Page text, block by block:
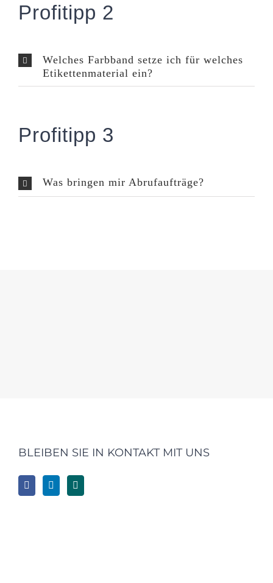
Profitipp 2
Welches Farbband setze ich für welches
Etikettenmaterial ein?
Profitipp 3
Was bringen mir Abrufaufträge?
BLEIBEN SIE IN KONTAKT MIT UNS